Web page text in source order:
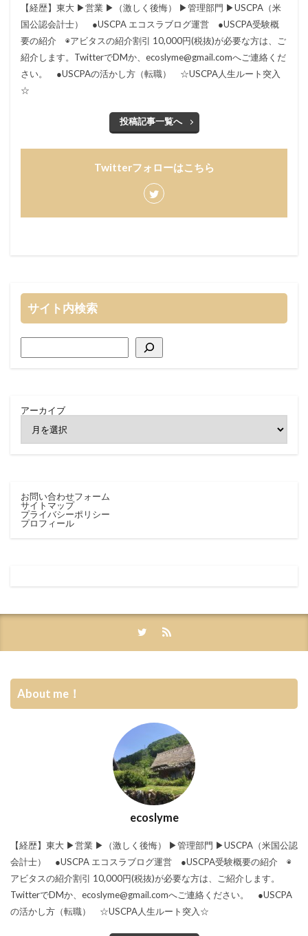
【経歴】東大 ▶︎営業 ▶︎（激しく後悔） ▶︎管理部門 ▶︎USCPA（米
国公認会計士） ●USCPA エコスラブログ運営 ●USCPA受験概
要の紹介 ◉アビタスの紹介割引 10,000円(税抜)が必要な方は、ご
紹介します。TwitterでDMか、ecoslyme@gmail.comへご連絡くだ
さい。 ●USCPAの活かし方（転職） ☆USCPA人生ルート突入
☆
投稿記事一覧へ
Twitterフォローはこちら
サイト内検索
アーカイブ
お問い合わせフォーム
サイトマップ
プライバシーポリシー
プロフィール
About me！
ecoslyme
【経歴】東大 ▶︎営業 ▶︎（激しく後悔） ▶︎管理部門 ▶︎USCPA（米国公認
会計士） ●USCPA エコスラブログ運営 ●USCPA受験概要の紹介 ◉
アビタスの紹介割引 10,000円(税抜)が必要な方は、ご紹介します。
TwitterでDMか、ecoslyme@gmail.comへご連絡ください。 ●USCPA
の活かし方（転職） ☆USCPA人生ルート突入☆